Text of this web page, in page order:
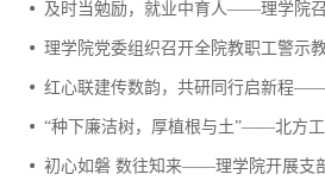
及时当勉励，就业中育人——理学院
理学院党委组织召开全院教职工警示
红心联建传数韵，共研同行启新程
“种下廉洁树，厚植根与土”——北方
初心如磐 数往知来——理学院开展支